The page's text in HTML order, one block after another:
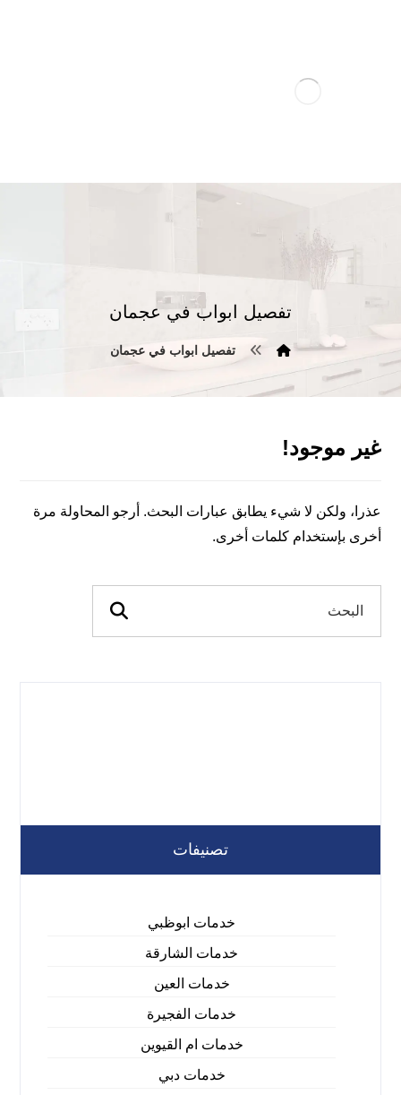
تفصيل ابواب في عجمان
تفصيل ابواب في عجمان
غير موجود!
عذرا، ولكن لا شيء يطابق عبارات البحث. أرجو المحاولة مرة
أخرى بإستخدام كلمات أخرى.
تصنيفات
خدمات ابوظبي
خدمات الشارقة
خدمات العين
خدمات الفجيرة
خدمات ام القيوين
خدمات دبي